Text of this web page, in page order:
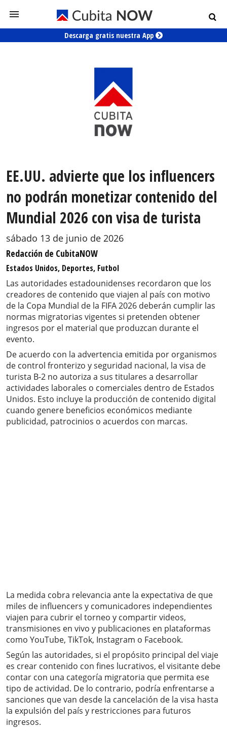
Descarga gratis nuestra App
EE.UU. advierte que los influencers
no podrán monetizar contenido del
Mundial 2026 con visa de turista
sábado 13 de junio de 2026
Redacción de CubitaNOW
Estados Unidos, Deportes, Futbol
Las autoridades estadounidenses recordaron que los
creadores de contenido que viajen al país con motivo
de la Copa Mundial de la FIFA 2026 deberán cumplir las
normas migratorias vigentes si pretenden obtener
ingresos por el material que produzcan durante el
evento.
De acuerdo con la advertencia emitida por organismos
de control fronterizo y seguridad nacional, la visa de
turista B-2 no autoriza a sus titulares a desarrollar
actividades laborales o comerciales dentro de Estados
Unidos. Esto incluye la producción de contenido digital
cuando genere beneficios económicos mediante
publicidad, patrocinios o acuerdos con marcas.
La medida cobra relevancia ante la expectativa de que
miles de influencers y comunicadores independientes
viajen para cubrir el torneo y compartir videos,
transmisiones en vivo y publicaciones en plataformas
como YouTube, TikTok, Instagram o Facebook.
Según las autoridades, si el propósito principal del viaje
es crear contenido con fines lucrativos, el visitante debe
contar con una categoría migratoria que permita ese
tipo de actividad. De lo contrario, podría enfrentarse a
sanciones que van desde la cancelación de la visa hasta
la expulsión del país y restricciones para futuros
ingresos.